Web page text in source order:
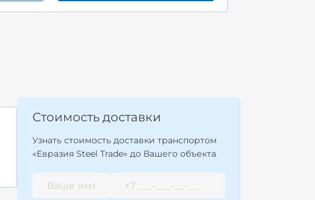
Стоимость доставки
Узнать стоимость доставки транспортом
«Евразия Steel Trade» до Вашего объекта